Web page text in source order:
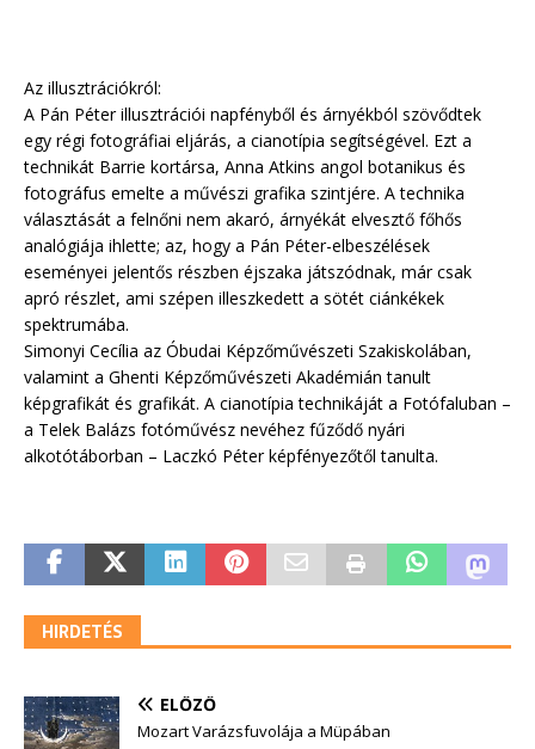
Az illusztrációkról:
A Pán Péter illusztrációi napfényből és árnyékból szövődtek
egy régi fotográfiai eljárás, a cianotípia segítségével. Ezt a
technikát Barrie kortársa, Anna Atkins angol botanikus és
fotográfus emelte a művészi grafika szintjére. A technika
választását a felnőni nem akaró, árnyékát elvesztő főhős
analógiája ihlette; az, hogy a Pán Péter-elbeszélések
eseményei jelentős részben éjszaka játszódnak, már csak
apró részlet, ami szépen illeszkedett a sötét ciánkékek
spektrumába.
Simonyi Cecília az Óbudai Képzőművészeti Szakiskolában,
valamint a Ghenti Képzőművészeti Akadémián tanult
képgrafikát és grafikát. A cianotípia technikáját a Fotófaluban –
a Telek Balázs fotóművész nevéhez fűződő nyári
alkotótáborban – Laczkó Péter képfényezőtől tanulta.
HIRDETÉS
ELŐZŐ
Mozart Varázsfuvolája a Müpában